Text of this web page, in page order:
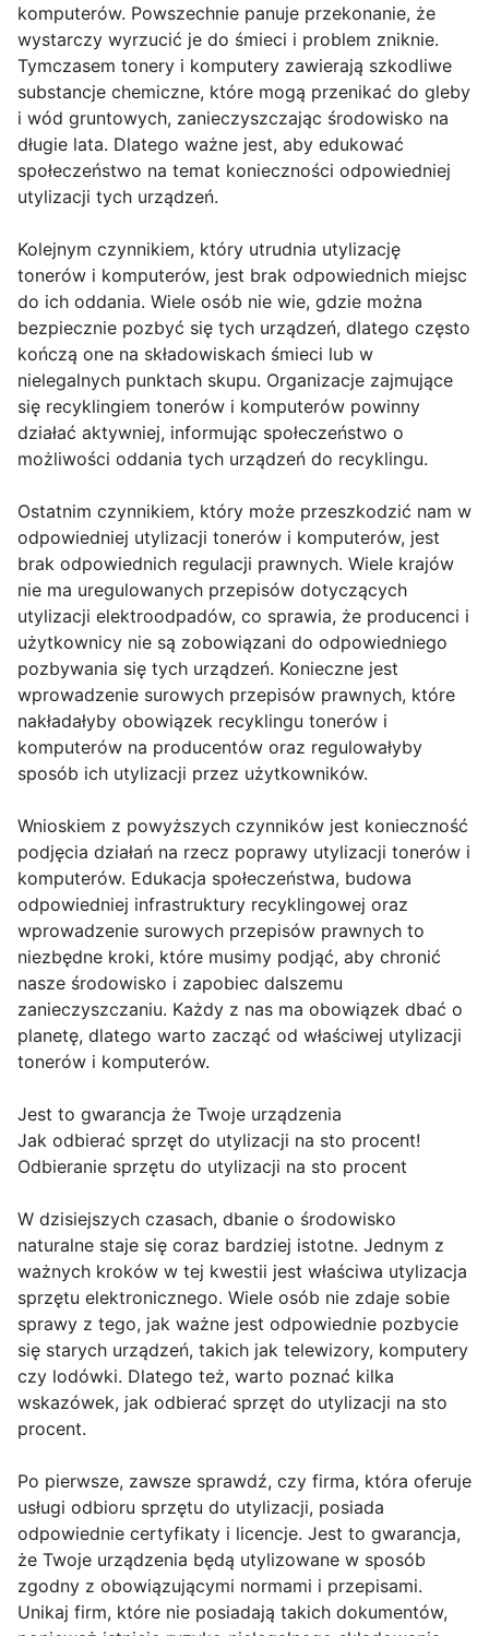
komputerów. Powszechnie panuje przekonanie, że
wystarczy wyrzucić je do śmieci i problem zniknie.
Tymczasem tonery i komputery zawierają szkodliwe
substancje chemiczne, które mogą przenikać do gleby
i wód gruntowych, zanieczyszczając środowisko na
długie lata. Dlatego ważne jest, aby edukować
społeczeństwo na temat konieczności odpowiedniej
utylizacji tych urządzeń.
Kolejnym czynnikiem, który utrudnia utylizację
tonerów i komputerów, jest brak odpowiednich miejsc
do ich oddania. Wiele osób nie wie, gdzie można
bezpiecznie pozbyć się tych urządzeń, dlatego często
kończą one na składowiskach śmieci lub w
nielegalnych punktach skupu. Organizacje zajmujące
się recyklingiem tonerów i komputerów powinny
działać aktywniej, informując społeczeństwo o
możliwości oddania tych urządzeń do recyklingu.
Ostatnim czynnikiem, który może przeszkodzić nam w
odpowiedniej utylizacji tonerów i komputerów, jest
brak odpowiednich regulacji prawnych. Wiele krajów
nie ma uregulowanych przepisów dotyczących
utylizacji elektroodpadów, co sprawia, że producenci i
użytkownicy nie są zobowiązani do odpowiedniego
pozbywania się tych urządzeń. Konieczne jest
wprowadzenie surowych przepisów prawnych, które
nakładałyby obowiązek recyklingu tonerów i
komputerów na producentów oraz regulowałyby
sposób ich utylizacji przez użytkowników.
Wnioskiem z powyższych czynników jest konieczność
podjęcia działań na rzecz poprawy utylizacji tonerów i
komputerów. Edukacja społeczeństwa, budowa
odpowiedniej infrastruktury recyklingowej oraz
wprowadzenie surowych przepisów prawnych to
niezbędne kroki, które musimy podjąć, aby chronić
nasze środowisko i zapobiec dalszemu
zanieczyszczaniu. Każdy z nas ma obowiązek dbać o
planetę, dlatego warto zacząć od właściwej utylizacji
tonerów i komputerów.
Jest to gwarancja że Twoje urządzenia
Jak odbierać sprzęt do utylizacji na sto procent!
Odbieranie sprzętu do utylizacji na sto procent
W dzisiejszych czasach, dbanie o środowisko
naturalne staje się coraz bardziej istotne. Jednym z
ważnych kroków w tej kwestii jest właściwa utylizacja
sprzętu elektronicznego. Wiele osób nie zdaje sobie
sprawy z tego, jak ważne jest odpowiednie pozbycie
się starych urządzeń, takich jak telewizory, komputery
czy lodówki. Dlatego też, warto poznać kilka
wskazówek, jak odbierać sprzęt do utylizacji na sto
procent.
Po pierwsze, zawsze sprawdź, czy firma, która oferuje
usługi odbioru sprzętu do utylizacji, posiada
odpowiednie certyfikaty i licencje. Jest to gwarancja,
że Twoje urządzenia będą utylizowane w sposób
zgodny z obowiązującymi normami i przepisami.
Unikaj firm, które nie posiadają takich dokumentów,